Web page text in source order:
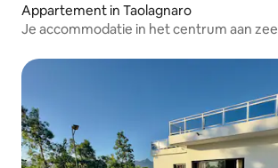
Appartement in Taolagnaro
Je accommodatie in het centrum aan zee